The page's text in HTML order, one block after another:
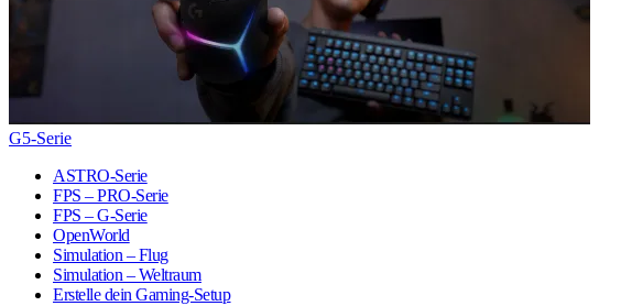
G5-Serie
ASTRO-Serie
FPS – PRO-Serie
FPS – G-Serie
OpenWorld
Simulation – Flug
Simulation – Weltraum
Erstelle dein Gaming-Setup